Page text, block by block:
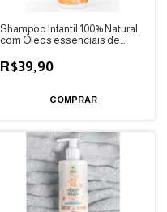
Shampoo Infantil 100% Natural
com Óleos essenciais de
Pantenol - Verdi Natural
R$39,90